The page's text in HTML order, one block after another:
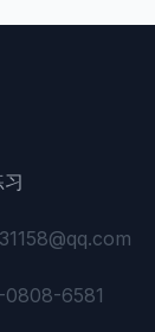
0808-6581